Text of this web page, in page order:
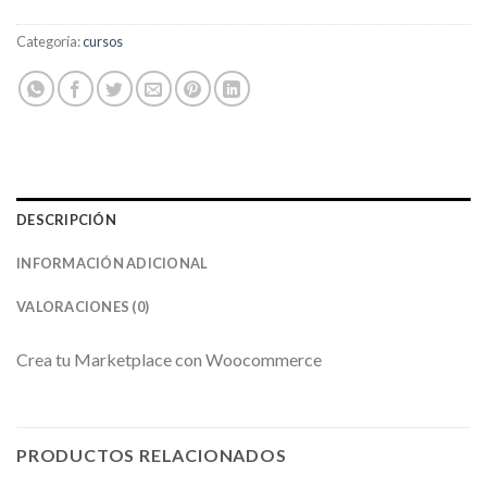
Categoría:cursos
DESCRIPCIÓN
INFORMACIÓN ADICIONAL
VALORACIONES (0)
Crea tu Marketplace con Woocommerce
PRODUCTOS RELACIONADOS